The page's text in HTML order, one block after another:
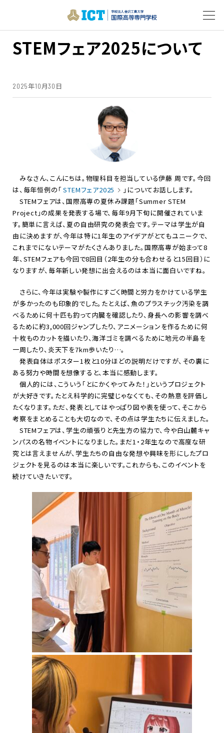
STEMフェア2025について
2025年10月30日
みなさん、こんにちは。物理科目を担当している伊藤 周です。今回
は、毎年恒例の「STEMフェア2025
」についてお話しします。
STEMフェアは、国際高専の夏休み課題「Summer STEM
Project」の成果を発表する場で、毎年9月下旬に開催されていま
す。簡単に言えば、夏の自由研究の発表会です。テーマは学生が自
由に決めますが、今年は特に1年生のアイデアがとてもユニークで、
これまでにないテーマがたくさんありました。国際高専が始まって8
年、STEMフェアも今回で8回目（2年生の分も合わせると15回目）に
なりますが、毎年新しい発想に出会えるのは本当に面白いですね。
さらに、今年は実験や製作にすごく時間と労力をかけている学生
が多かったのも印象的でした。たとえば、魚のプラスチック汚染を調
べるために何十匹も釣って内臓を確認したり、身長への影響を調べ
るために約3,000回ジャンプしたり、アニメーションを作るために何
十枚ものカットを描いたり、海洋ゴミを調べるために地元の半島を
一周したり、炎天下を7km歩いたり…。
発表自体はポスター1枚と10分ほどの説明だけですが、その裏に
ある努力や時間を想像すると、本当に感動します。
個人的には、こういう「とにかくやってみた！」というプロジェクト
が大好きです。たとえ科学的に完璧じゃなくても、その熱意を評価し
たくなります。ただ、発表としてはやっぱり図や表を使って、そこから
考察をまとめることも大切なので、その点は学生たちに伝えました。
STEMフェアは、学生の頑張りと先生方の協力で、今や白山麓キャ
ンパスの名物イベントになりました。まだ1・2年生なので高度な研
究とは言えませんが、学生たちの自由な発想や興味を形にしたプロ
ジェクトを見るのは本当に楽しいです。これからも、このイベントを
続けていきたいです。